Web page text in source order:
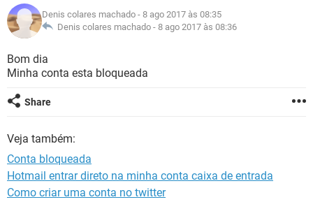
GUIA DE COMPRAS
INSTAGRAM GMAIL
GUIA DE COMPRAS
CELULAR
OUTLOOK EXCEL
INSTAGRAM
GUIA DE COMPRAS
JOGOS WHATSAPP
CELULAR
OUTLOOK
GLOSSÁRIO
JOGOS
CELULAR
OUTLOOK
GUIA DE COMPRAS
Denis colares machado - 8 ago 2017 às 08:35
Denis colares machado - 8 ago 2017 às 08:36
Bom dia
Minha conta esta bloqueada
Share
Veja também:
Conta bloqueada
Hotmail entrar direto na minha conta caixa de entrada
Como criar uma conta no twitter